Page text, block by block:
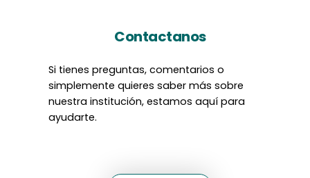
Contactanos
Si tienes preguntas, comentarios o
simplemente quieres saber más sobre
nuestra institución, estamos aquí para
ayudarte.